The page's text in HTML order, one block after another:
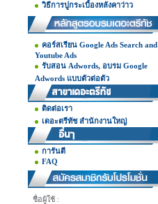
วิธีการปูกระเบื้องหลังคาว่าว
คอร์สเรียน Google Ads Search and
Youtube Ads
รับสอน Adwords, อบรม Google
Adwords แบบตัวต่อตัว
ติดต่อเรา
เดอะตรีทัช สำนักงานใหญ่
การันตี
FAQ
ชื่อผู้ใช้ :